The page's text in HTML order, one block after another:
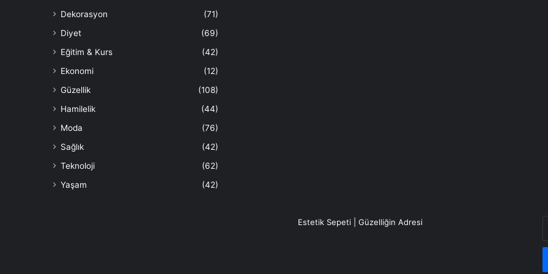
Dekorasyon
(71)
Diyet
(69)
Eğitim & Kurs
(42)
Ekonomi
(12)
Güzellik
(108)
Hamilelik
(44)
Moda
(76)
Sağlık
(42)
Teknoloji
(62)
Yaşam
(42)
Estetik Sepeti | Güzelliğin Adresi